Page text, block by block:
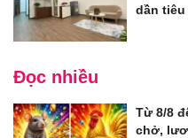
dần tiêu
Đọc nhiều
Từ 8/8
chở,